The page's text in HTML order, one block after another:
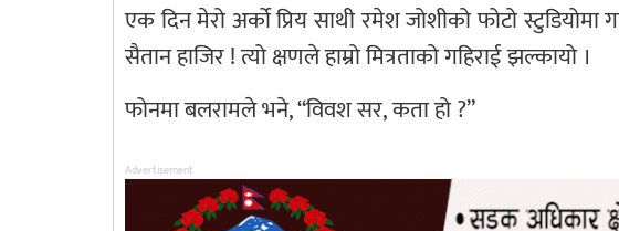
एक दिन मेरो अर्को प्रिय साथी रमेश जोशीको फोटो
सैतान हाजिर ! त्यो क्षणले हाम्रो मित्रताको गहिराई झल्कायो ।
फोनमा बलरामले भने, “विवश सर, कता हो ?”
Advertisement